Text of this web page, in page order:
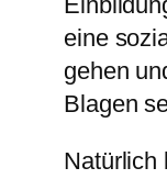
eine
gehen
Blagen
Natürlich